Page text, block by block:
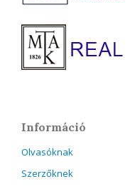
Információ
Olvasóknak
Szerzőknek